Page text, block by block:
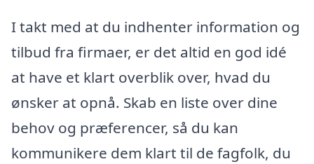
I takt med at du indhenter information og
tilbud fra firmaer, er det altid en god idé
at have et klart overblik over, hvad du
ønsker at opnå. Skab en liste over dine
behov og præferencer, så du kan
kommunikere dem klart til de fagfolk, du